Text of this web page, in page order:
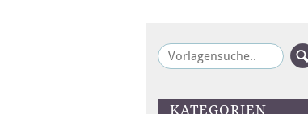
KATEGORIEN